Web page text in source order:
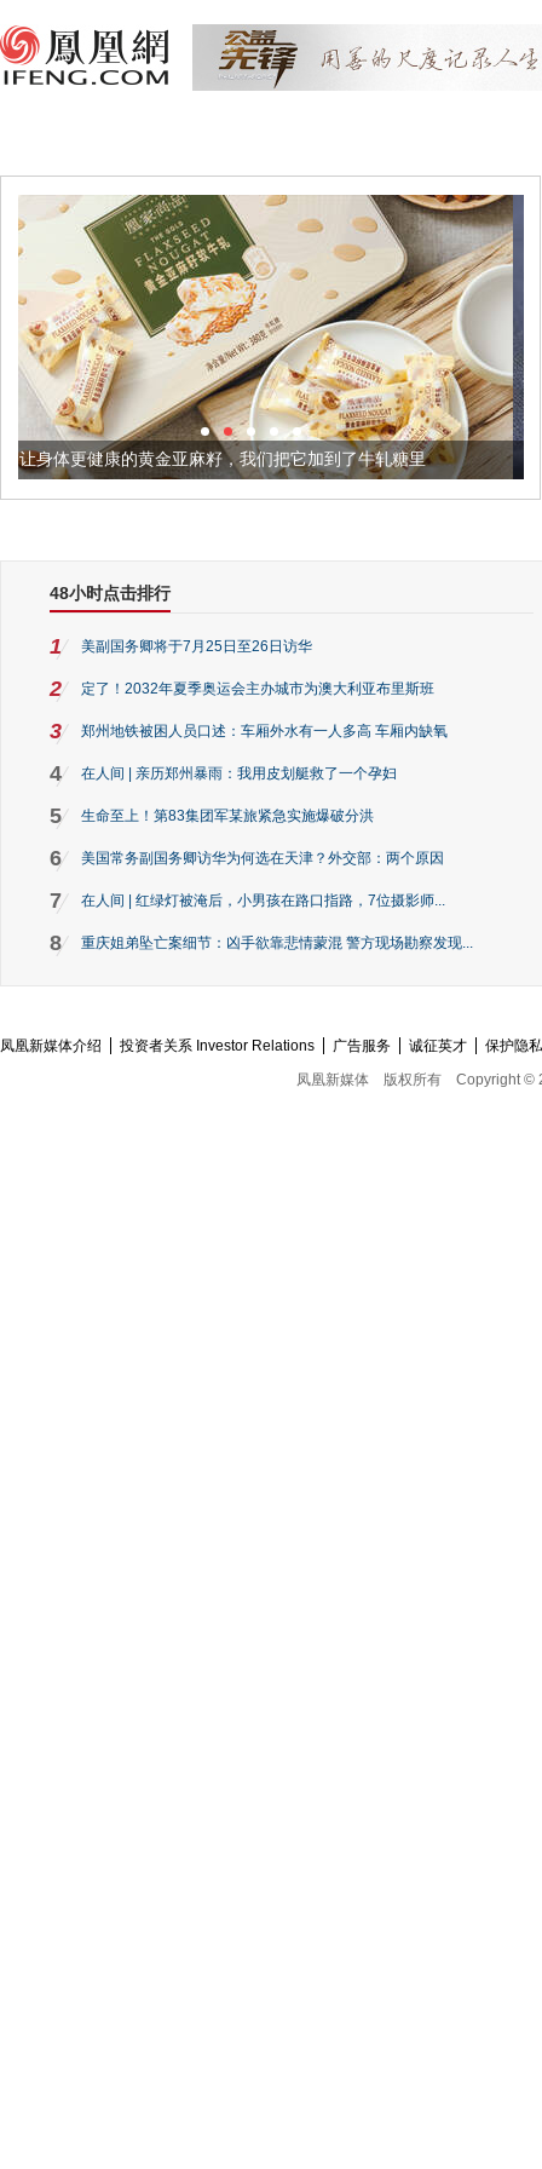
麻籽，我们把它加到了牛轧糖里 被列入佛家七宝的它到
48小时点击排行
1 美副国务卿将于7月25日至26日访华
2 定了！2032年夏季奥运会主办城市为澳大利亚布里斯班
3 郑州地铁被困人员口述：车厢外水有一人多高 车厢内缺氧
4 在人间 | 亲历郑州暴雨：我用皮划艇救了一个孕妇
5 生命至上！第83集团军某旅紧急实施爆破分洪
6 美国常务副国务卿访华为何选在天津？外交部：两个原因
7 在人间 | 红绿灯被淹后，小男孩在路口指路，7位摄影师...
8 重庆姐弟坠亡案细节：凶手欲靠悲情蒙混 警方现场勘察发现...
凤凰新媒体介绍 投资者关系 Investor Relations 广告服务 诚征英才
保护隐
凤凰新媒体
版权所有 Copyright ©